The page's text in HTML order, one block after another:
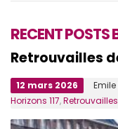
RECENT POSTS
Retrouvailles
12 mars 2026
Horizons 117,